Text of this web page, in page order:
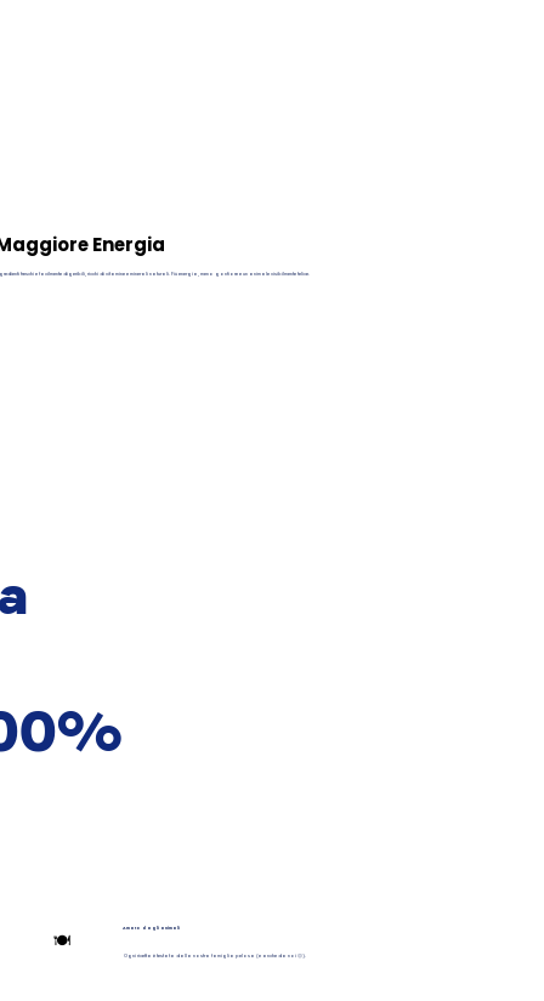
Energia
freschi e facilmente digeribili, ricchi di vitamine e minerali naturali. Più energia, meno gonfiore e un animale visibilmente felice.
🍽️
Amato dagli animali
Ogni ricetta è testata dalla nostra famiglia pelosa (e anche da noi 🙂).